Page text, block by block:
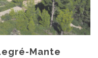
Mante